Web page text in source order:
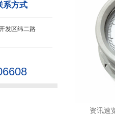
系方式
发区纬二路
资讯速